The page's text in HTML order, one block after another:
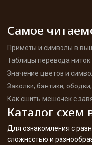
Самое
Приметы и символы в
Таблицы перевода ниток
Значение цветов и
Заколки, бантики,
Как сшить мешочек с
Каталог
Для ознакомления с
сложностью и